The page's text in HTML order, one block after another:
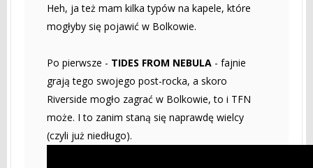
Heh, ja też mam kilka typów na kapele, które
mogłyby się pojawić w Bolkowie.
Po pierwsze - TIDES FROM NEBULA - fajnie
grają tego swojego post-rocka, a skoro
Riverside mogło zagrać w Bolkowie, to i TFN
może. I to zanim staną się naprawdę wielcy
(czyli już niedługo).